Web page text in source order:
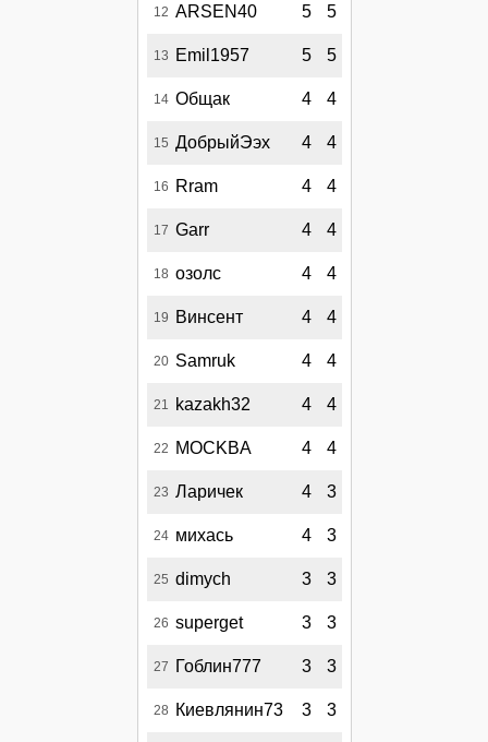
12 ARSEN40 5 5
13 Emil1957 5 5
14 Общак 4 4
15 ДобрыйЭэх 4 4
16 Rram 4 4
17 Garr 4 4
18 озолс 4 4
19 Винсент 4 4
20 Samruk 4 4
21 kazakh32 4 4
22 MOCKBA 4 4
23 Ларичек 4 3
24 михась 4 3
25 dimych 3 3
26 superget 3 3
27 Гоблин777 3 3
28 Киевлянин73 3 3